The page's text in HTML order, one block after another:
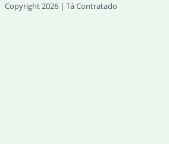
Copyright 2026 | Tá Contratado